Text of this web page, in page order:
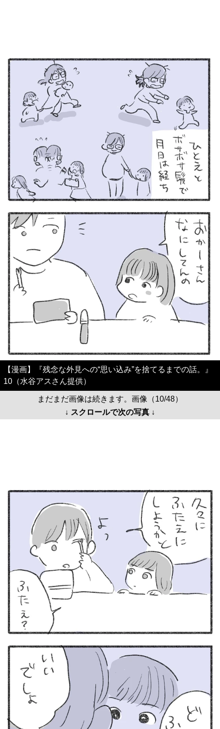
【漫画】『残念な外見への“思い込み”を捨てるまでの話。』
10（水谷アスさん提供）
まだまだ画像は続きます。画像（10/48）
↓ スクロールで次の写真 ↓